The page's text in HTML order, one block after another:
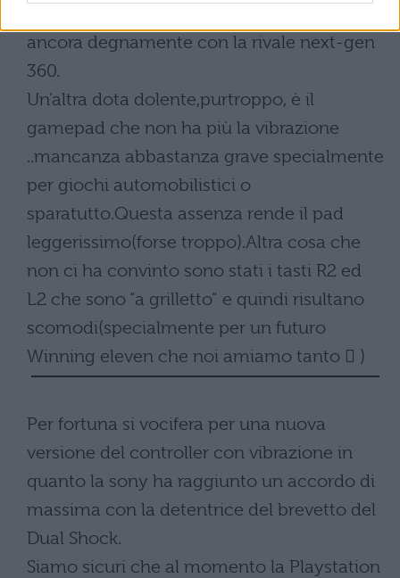
ancora degnamente con la rivale next-gen
360.
Un’altra dota dolente,purtroppo, è il
gamepad che non ha più la vibrazione
..mancanza abbastanza grave specialmente
per giochi automobilistici o
sparatutto.Questa assenza rende il pad
leggerissimo(forse troppo).Altra cosa che
non ci ha convinto sono stati i tasti R2 ed
L2 che sono “a grilletto” e quindi risultano
scomodi(specialmente per un futuro
Winning eleven che noi amiamo tanto  )
Per fortuna si vocifera per una nuova
versione del controller con vibrazione in
quanto la sony ha raggiunto un accordo di
massima con la detentrice del brevetto del
Dual Shock.
Siamo sicuri che al momento la Playstation